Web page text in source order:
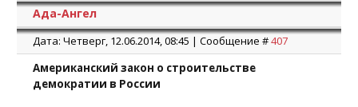
Ада-Ангел
Дата: Четверг, 12.06.2014, 08:45 | Сообщение #407
Американский закон о строительстве
демократии в России